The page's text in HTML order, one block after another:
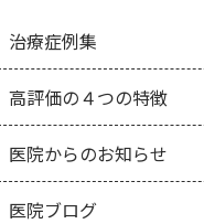
治療症例集
高評価の４つの特徴
医院からのお知らせ
医院ブログ